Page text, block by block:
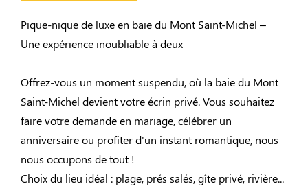
Pique-nique de luxe en baie du Mont Saint-Michel –
Une expérience inoubliable à deux
Offrez-vous un moment suspendu, où la baie du Mont
Saint-Michel devient votre écrin privé. Vous souhaitez
faire votre demande en mariage, célébrer un
anniversaire ou profiter d'un instant romantique, nous
nous occupons de tout !
Choix du lieu idéal : plage, prés salés, gîte privé, rivière...